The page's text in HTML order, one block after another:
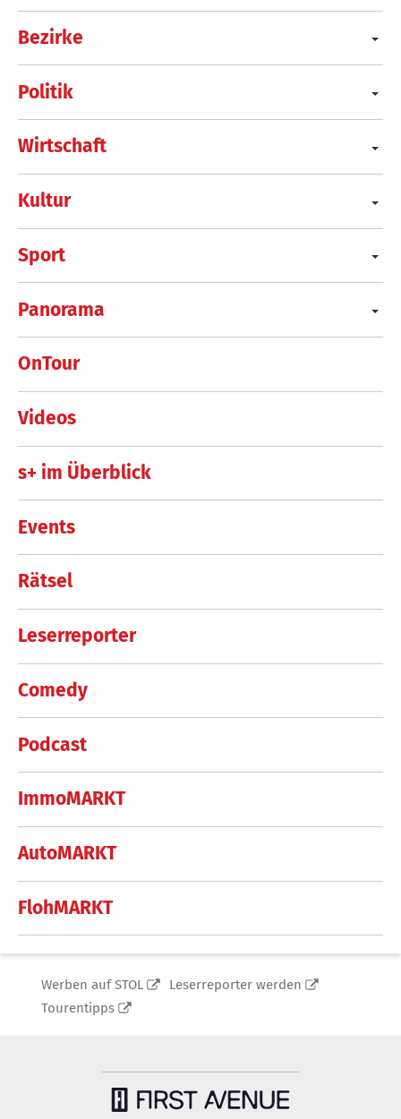
Bezirke
Politik
Wirtschaft
Kultur
Sport
Panorama
OnTour
Videos
s+ im Überblick
Events
Rätsel
Leserreporter
Comedy
Podcast
ImmoMARKT
AutoMARKT
FlohMARKT
Werben auf STOL
Leserreporter werden
Tourentipps